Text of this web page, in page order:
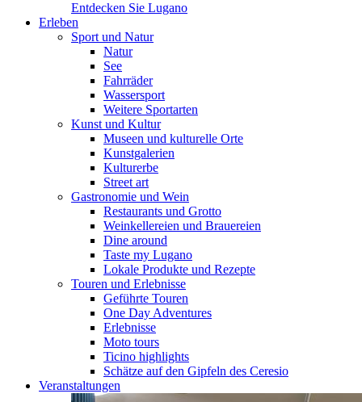
Entdecken Sie Lugano
Erleben
Sport und Natur
Natur
See
Fahrräder
Wassersport
Weitere Sportarten
Kunst und Kultur
Museen und kulturelle Orte
Kunstgalerien
Kulturerbe
Street art
Gastronomie und Wein
Restaurants und Grotto
Weinkellereien und Brauereien
Dine around
Taste my Lugano
Lokale Produkte und Rezepte
Touren und Erlebnisse
Geführte Touren
One Day Adventures
Erlebnisse
Moto tours
Ticino highlights
Schätze auf den Gipfeln des Ceresio
Veranstaltungen